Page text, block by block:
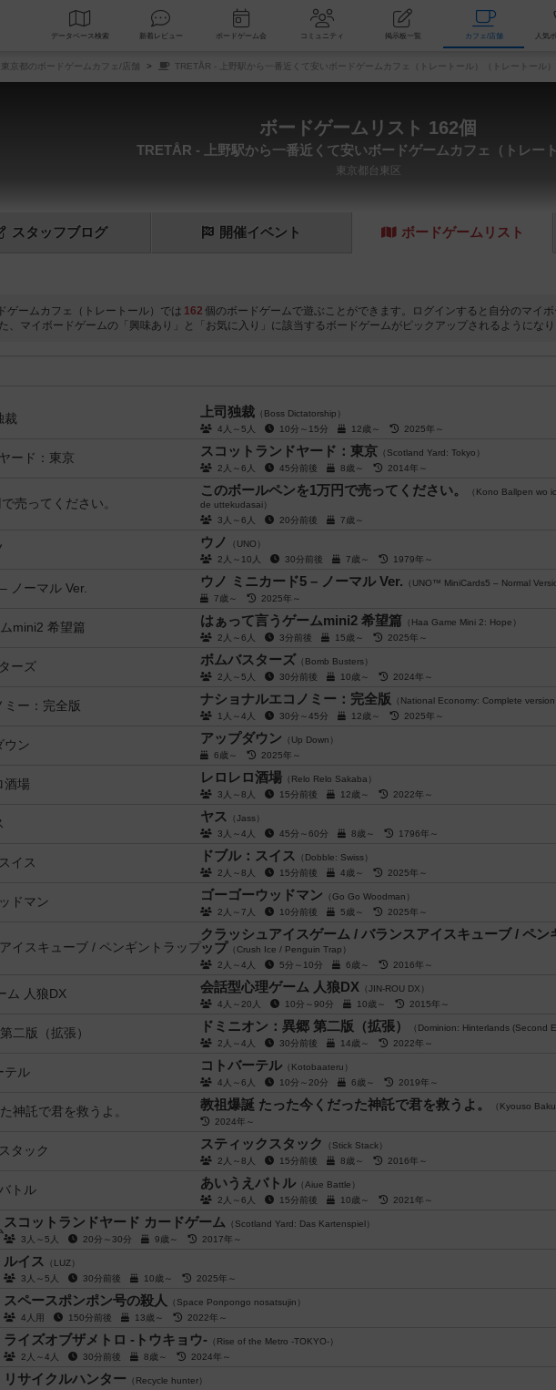
データベース 検索 新着レビュー ボードゲーム会 コミュニティ 掲示板一覧 カ
東京都のボードゲームカフェ/店舗 TRETÅR - 上野駅から一番近くて安いボードゲームカフェ（トレートール）（トレートール）
ボードゲームリスト 162個
TRETÅR - 上野駅から一番近くて安いボードゲームカフェ（トレート
東京都台東区
スタッフブログ 開催イベント ボードゲーム リスト
ゲームカフェ（トレートール）では 162 個のボードゲームで遊ぶことができます。ログインすると自分のマイ
、マイボードゲームの「興味あり」と「お気に入り」に該当するボードゲームがピックアップされるようになり
上司独裁 （Boss Dictatorship）
4人～5人
10分～15分 12歳～ 2025年～
スコットランドヤード：東京 （Scotland Yard: Tokyo）
2人～6人
45分前後 8歳～ 2014年～
このボールペンを1万円で売ってください。
（Kono Ballpen wo
de uttekudasai）
3人～6人
20分前後 7歳～
ウノ
（UNO）
2人～10人
30分前後 7歳～ 1979年～
ウノ ミニカード5 – ノーマル Ver. （UNO™ MiniCards5 – Normal
7歳～
2025年～
はぁって言うゲームmini2 希望篇 （Haa Game Mini 2: Hope）
2人～6人
3分前後 15歳～ 2025年～
ボムバスターズ （Bomb Busters）
2人～5人
30分前後 10歳～ 2024年～
ナショナルエコノミー：完全版 （National Economy: Complete version
1人～4人
30分～45分 12歳～ 2025年～
アップダウン （Up Down）
6歳～
2025年～
レロレロ酒場 （Relo Relo Sakaba）
3人～8人
15分前後 12歳～ 2022年～
ヤス
（Jass）
3人～4人
45分～60分 8歳～ 1796年～
ドブル：スイス
（Dobble: Swiss）
2人～8人
15分前後 4歳～ 2025年～
ゴーゴーウッドマン （Go Go Woodman）
2人～7人
10分前後 5歳～ 2025年～
クラッシュアイスゲーム / バランスアイスキューブ / ペン
ップ （Crush Ice / Penguin Trap）
2人～4人
5分～10分 6歳～ 2016年～
会話型心理ゲーム 人狼DX （JIN-ROU DX）
4人～20人
10分～90分 10歳～ 2015年～
ドミニオン：異郷 第二版（拡張）
（Dominion: Hinterlands (Second
2人～4人
30分前後 14歳～ 2022年～
コトバーテル （Kotobaateru）
4人～6人
10分～20分 6歳～ 2019年～
教祖爆誕 たった今くだった神託で君を救うよ。
（Kyouso
2024年～
スティックスタック
（Stick Stack）
2人～8人
15分前後 8歳～ 2016年～
あいうえバトル （Aiue Battle）
2人～6人
15分前後 10歳～ 2021年～
スコットランドヤード カードゲーム （Scotland Yard: Das Kartenspiel）
3人～5人
20分～30分 9歳～ 2017年～
ルイス
（LUZ）
3人～5人
30分前後 10歳～ 2025年～
スペースポンポン号の殺人
（Space Ponpongo nosatsujin）
4人用
150分前後 13歳～ 2022年～
ライズオブザメトロ -トウキョウ- （Rise of the Metro -TOKYO-）
2人～4人
30分前後 8歳～ 2024年～
リサイクルハンター （Recycle hunter）